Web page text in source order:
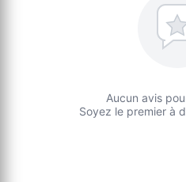
Aucun avis
Soyez le premier à